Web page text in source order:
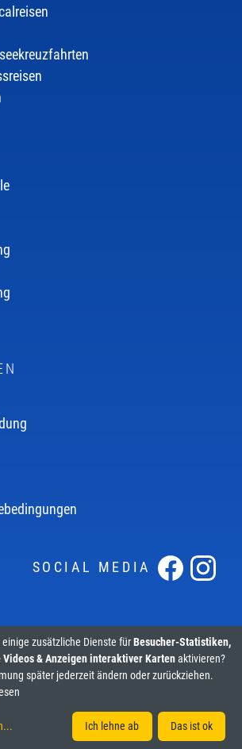
SOCIAL MEDIA
© 2026
zusätzliche Dienste fürBesucher-Statistiken,
Videos & Anzeigen interaktiver Kartenaktivieren?
später jederzeit ändern oder zurückziehen.
... Ich lehne ab Das ist ok